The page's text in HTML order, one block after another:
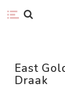
East
Draak